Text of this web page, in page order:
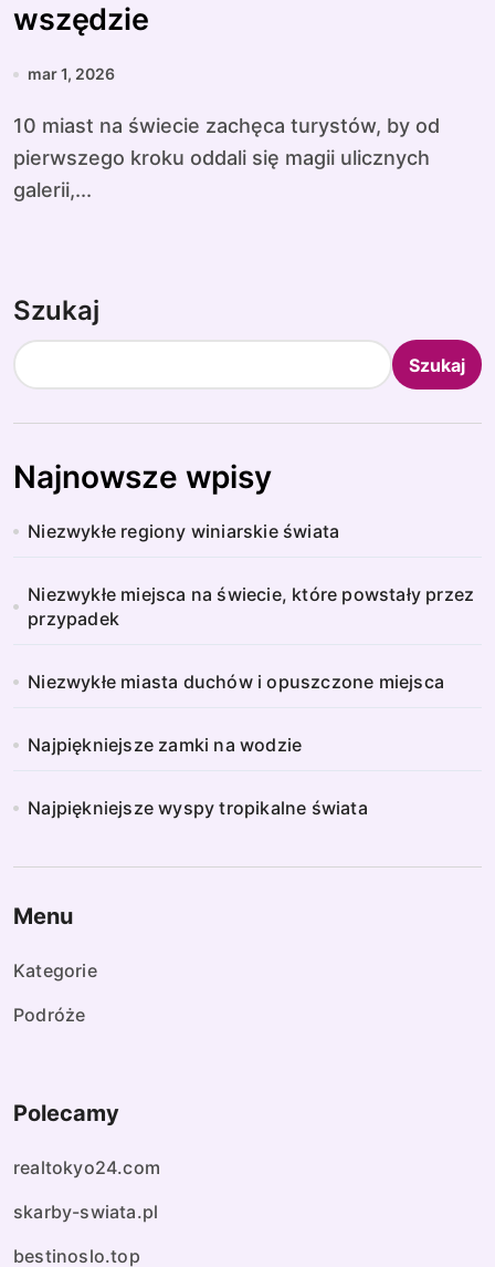
wszędzie
mar 1, 2026
10 miast na świecie zachęca turystów, by od
pierwszego kroku oddali się magii ulicznych
galerii,...
Szukaj
Szukaj
Najnowsze wpisy
Niezwykłe regiony winiarskie świata
Niezwykłe miejsca na świecie, które powstały przez
przypadek
Niezwykłe miasta duchów i opuszczone miejsca
Najpiękniejsze zamki na wodzie
Najpiękniejsze wyspy tropikalne świata
Menu
Kategorie
Podróże
Polecamy
realtokyo24.com
skarby-swiata.pl
bestinoslo.top